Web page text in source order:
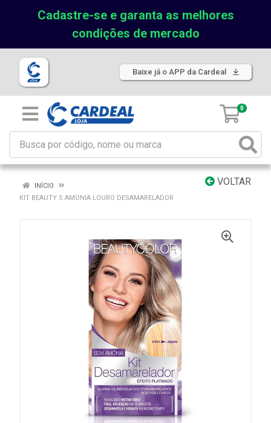
Cadastre-se e garanta as melhores
condições de mercado
Baixe já o APP da Cardeal
0
VOLTAR
INÍCIO
KIT BEAUTY S.AMONIA LOURO DESAMARELADOR